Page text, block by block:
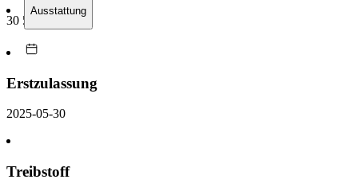
Ausstattung
30 514 km
Erstzulassung
2025-05-30
Treibstoff